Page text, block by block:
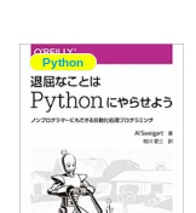
Python